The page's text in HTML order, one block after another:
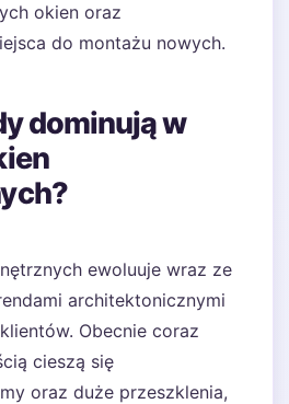
okien oraz
do montażu nowych.
dominują w
ewoluuje wraz ze
architektonicznymi
Obecnie coraz
cieszą się
oraz duże przeszklenia,